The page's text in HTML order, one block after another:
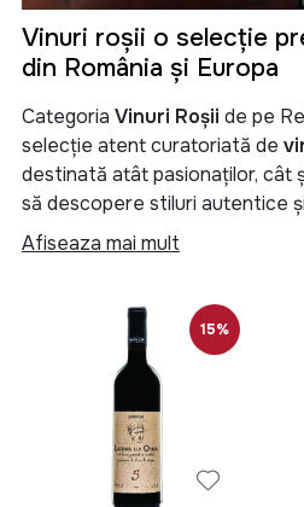
Vinuri roșii o selecție
din România și Europa
Categoria Vinuri Roșii de pe
selecție atent curatoriată de
destinată atât pasionaților, cât
să descopere stiluri autentice
dacă preferi un
vin rosu sec
Vin rosu de la crame
vin rosu
de la unele
crame locale din România
,
atent selecționate,
Afiseaza mai mult
15%